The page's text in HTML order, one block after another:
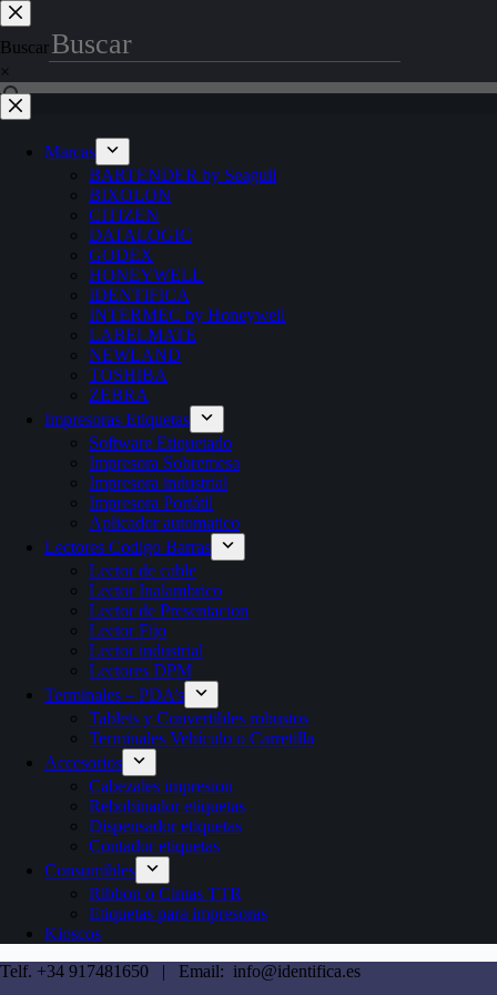
Saltar
al
contenido
Buscar
×
Marcas
BARTENDER by Seagull
BIXOLON
CITIZEN
DATALOGIC
GODEX
HONEYWELL
IDENTIFICA
INTERMEC by Honeywell
LABELMATE
NEWLAND
TOSHIBA
ZEBRA
Impresoras Etiquetas
Software Etiquetado
Impresora Sobremesa
Impresora industrial
Impresora Portátil
Aplicador automatico
Lectores Codigo Barras
Lector de cable
Lector Inalambrico
Lector de Presentacion
Lector Fijo
Lector industrial
Lectores DPM
Terminales – PDA’s
Tablets y Convertibles robustos
Terminales Vehículo o Carretilla
Accesorios
Cabezales impresion
Rebobinador etiquetas
Dispensador etiquetas
Contador etiquetas
Consumibles
Ribbon o Cintas TTR
Etiquetas para impresoras
Kioscos
Telf. +34 917481650 | Email: info@identifica.es